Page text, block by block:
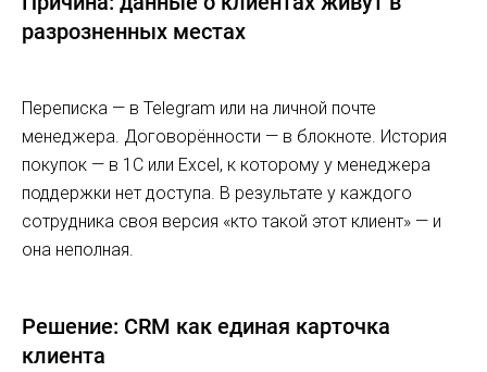
разрозненных местах
Переписка — в Telegram или на личной почте
менеджера. Договорённости — в блокноте. История
покупок — в 1С или Excel, к которому у менеджера
поддержки нет доступа. В результате у каждого
сотрудника своя версия «кто такой этот клиент» — и
она неполная.
Решение: CRM как единая карточка
клиента